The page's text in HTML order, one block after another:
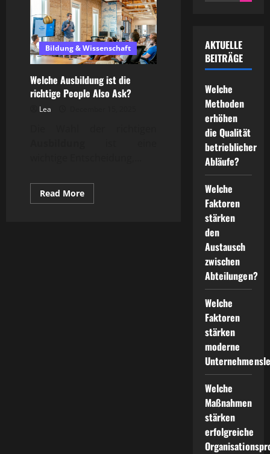
Bildung & Wissenschaft
Welche Ausbildung ist die
richtige People Also Ask?
Lea
Read MoreRead
more
AKTUELLE
BEITRÄGE
Welche
Methoden
erhöhen
die Qualität
betrieblicher
Abläufe?
Welche
Faktoren
stärken
den
Austausch
zwischen
Abteilungen?
Welche
Faktoren
stärken
moderne
Welche
Maßnahmen
stärken
erfolgreiche